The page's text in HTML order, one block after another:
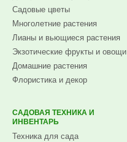
Садовые цветы
Многолетние растения
Лианы и вьющиеся растения
Экзотические фрукты и овощи
Домашние растения
Флористика и декор
САДОВАЯ ТЕХНИКА И
ИНВЕНТАРЬ
Техника для сада